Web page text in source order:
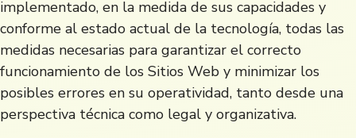
implementado, en la medida de sus capacidades y
conforme al estado actual de la tecnología, todas las
medidas necesarias para garantizar el correcto
funcionamiento de los Sitios Web y minimizar los
posibles errores en su operatividad, tanto desde una
perspectiva técnica como legal y organizativa.